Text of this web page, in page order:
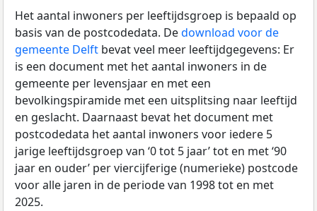
Het aantal inwoners per leeftijdsgroep is bepaald op
basis van de postcodedata. Dedownload voor de
gemeente Delft bevat veel meer leeftijdgegevens: Er
is een document met het aantal inwoners in de
gemeente per levensjaar en met een
bevolkingspiramide met een uitsplitsing naar leeftijd
en geslacht. Daarnaast bevat het document met
postcodedata het aantal inwoners voor iedere 5
jarige leeftijdsgroep van ‘0 tot 5 jaar’ tot en met ‘90
jaar en ouder’ per viercijferige (numerieke) postcode
voor alle jaren in de periode van 1998 tot en met
2025.